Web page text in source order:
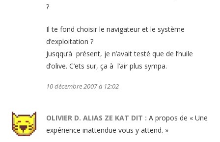
?
Il te fond choisir le navigateur et le système
d’exploitation ?
Jusqqu’à présent, je n’avait testé que de l’huile
d’olive. C’ets sur, ça à l’air plus sympa.
10 décembre 2007 à 12:02
OLIVIER D. ALIAS ZE KAT DIT : A propos de « Une
expérience inattendue vous y attend. »